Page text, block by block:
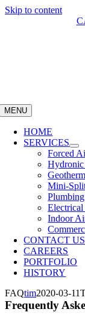
Skip to content
MENU
HOME
SERVICES
Forced
Hydronic
Mini-
Plumbing
Electrical
Indoor
CONTACT US
CAREERS
PORTFOLIO
HISTORY
FAQtim2020-03-
Frequently